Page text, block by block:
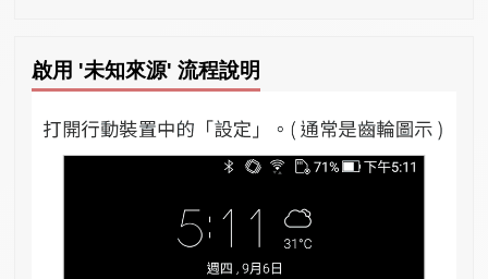
啟用 '未知來源' 流程說明